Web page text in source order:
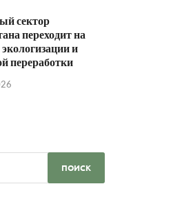
сектор
переходит на
и
переработки